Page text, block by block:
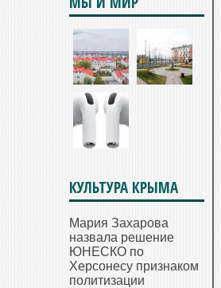
КУЛЬТУРА КРЫМА
Мария Захарова
назвала решение
ЮНЕСКО по
Херсонесу признаком
политизации